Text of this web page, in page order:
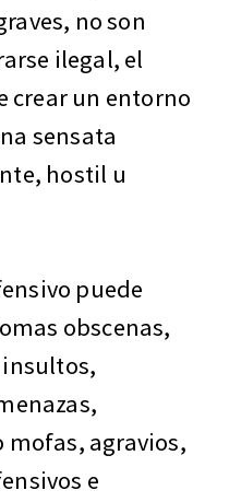
no son
ilegal, el
crear un entorno
sensata
hostil u
puede
obscenas,
agravios,
e